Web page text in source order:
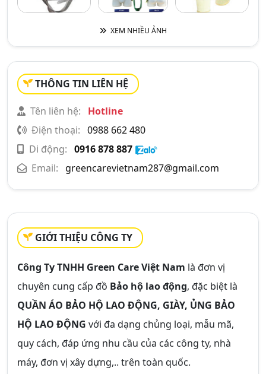
XEM NHIỀU ẢNH
THÔNG TIN LIÊN HỆ
Tên liên hệ:
Hotline
Điện thoại: 0988 662 480
Di động: 0916 878 887
Email:
greencarevietnam287@gmail.com
GIỚI THIỆU CÔNG TY
Công Ty TNHH Green Care Việt Nam là đơn vị
chuyên cung cấp đồ Bảo hộ lao động, đặc biệt là
QUẦN ÁO BẢO HỘ LAO ĐỘNG, GIÀY, ỦNG BẢO
HỘ LAO ĐỘNG với đa dạng chủng loại, mẫu mã,
quy cách, đáp ứng nhu cầu của các công ty, nhà
máy, đơn vị xây dựng,.. trên toàn quốc.